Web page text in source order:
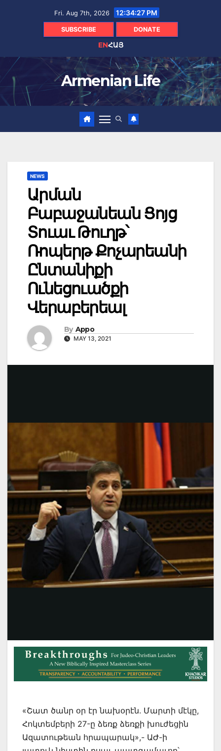
Fri. Aug 7th, 2026 12:34:28 PM
SUBSCRIBE DONATE
ENՀԱՅ
Armenian Life
NEWS
Արման
Բաբաջանեան Ցոյց
Տուաւ Թուղթ՝
Ռոպերթ Քոչարեանի
Ընտանիքի
Ունեցուածքի
Վերաբերեալ
By Appo
MAY 13, 2021
«Շատ ծանր օր էր նախօրէն. Մարտի մէկը,
Հոկտեմբերի 27-ը ձեռք ձեռքի խուժեցին
Ազատութեան հրապարակ»,- ԱԺ-ի